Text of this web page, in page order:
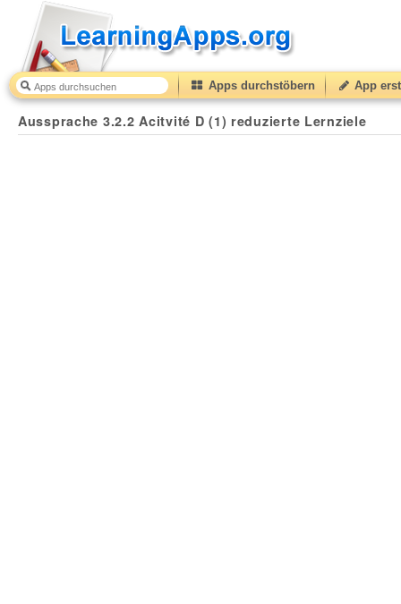
Apps durchstöbern App
Aussprache 3.2.2 Acitvité D (1) reduzierte Lernziele